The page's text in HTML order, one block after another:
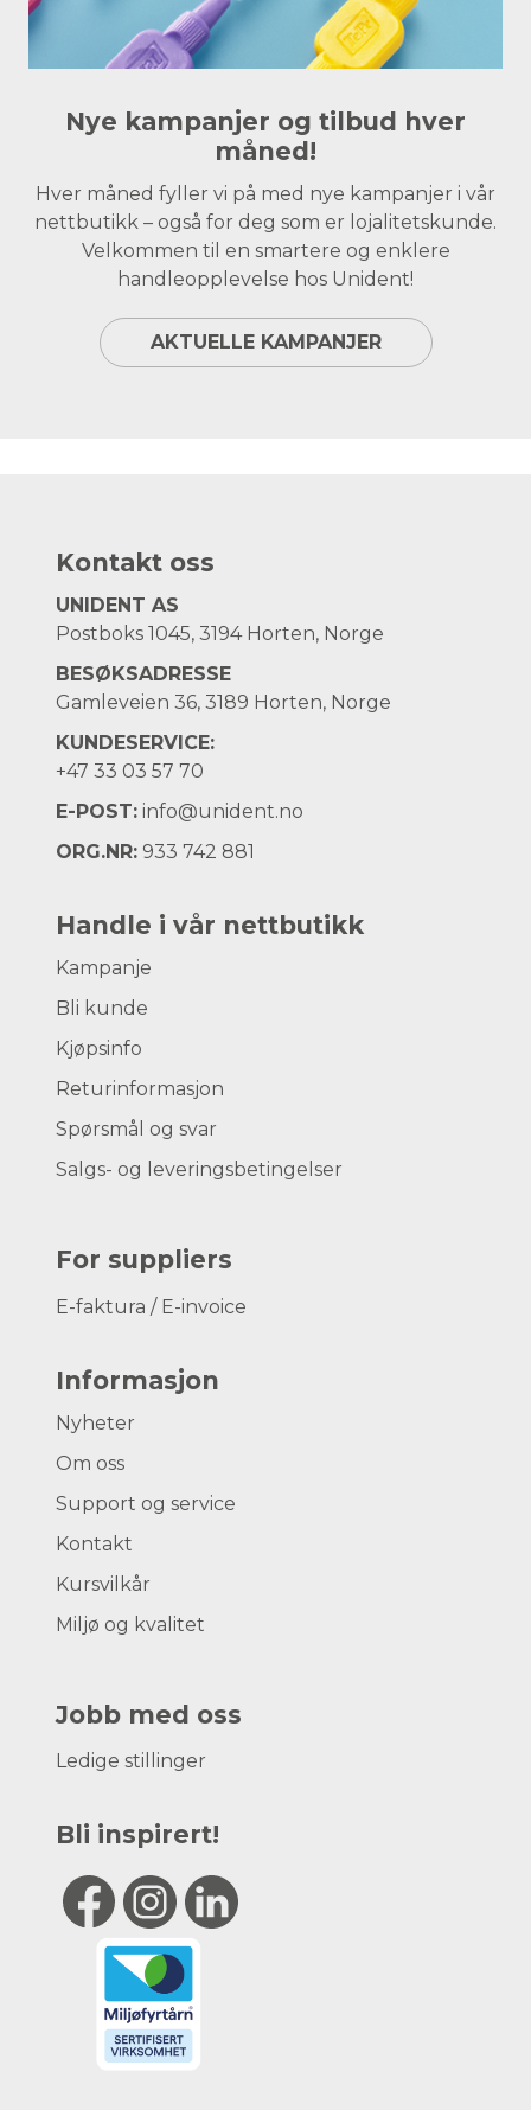
Nye kampanjer og tilbud hver
måned!
Hver måned fyller vi på med nye kampanjer i vår
nettbutikk – også for deg som er lojalitetskunde.
Velkommen til en smartere og enklere
handleopplevelse hos Unident!
AKTUELLE KAMPANJER
Kontakt oss
UNIDENT AS
Postboks 1045, 3194 Horten, Norge
BESØKSADRESSE
Gamleveien 36, 3189 Horten, Norge
KUNDESERVICE:
+4733 03 57 70
E-POST: info@unident.no
ORG.NR: 933 742 881
Handle i vår nettbutikk
Kampanje
Bli kunde
Kjøpsinfo
Returinformasjon
Spørsmål og svar
Salgs- og leveringsbetingelser
For suppliers
E-faktura / E-invoice
Informasjon
Nyheter
Om oss
Support og service
Kontakt
Kursvilkår
Miljø og kvalitet
Jobb med oss
Ledige stillinger
Bli inspirert!